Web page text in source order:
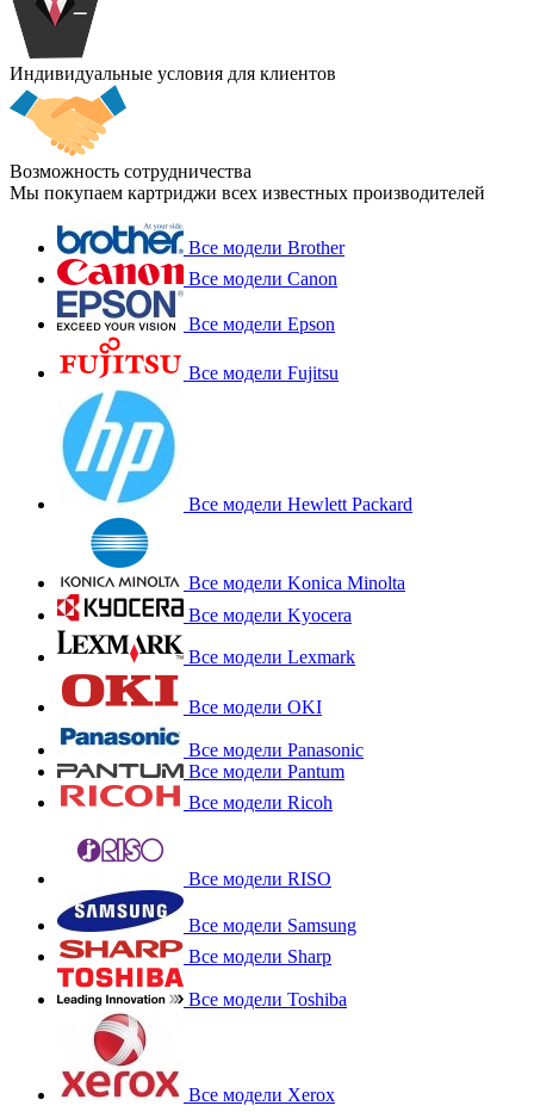
Индивидуальные условия для клиентов
Возможность сотрудничества
Мы покупаем картриджи всех известных производителей
Все модели Brother
Все модели Canon
Все модели Epson
Все модели Fujitsu
Все модели Hewlett Packard
Все модели Konica Minolta
Все модели Kyocera
Все модели Lexmark
Все модели OKI
Все модели Panasonic
Все модели Pantum
Все модели Ricoh
Все модели RISO
Все модели Samsung
Все модели Sharp
Все модели Toshiba
Все модели Xerox